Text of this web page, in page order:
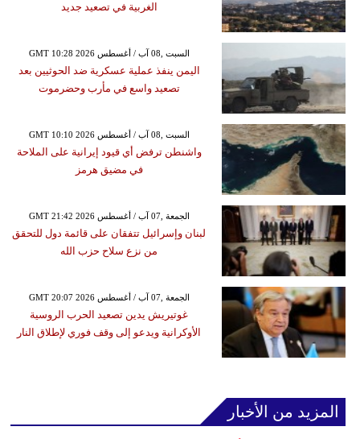
الغربية في تصعيد جديد
GMT 10:28 2026 السبت ,08 آب / أغسطس
اليمن ينفذ عملية عسكرية ضد الحوثيين بعد
تصعيد واسع في مأرب وحضرموت
GMT 10:10 2026 السبت ,08 آب / أغسطس
واشنطن ترفض أي قيود إيرانية على الملاحة
في مضيق هرمز
GMT 21:42 2026 الجمعة ,07 آب / أغسطس
لبنان وإسرائيل تتفقان على قائمة دول للتحقق
من نزع سلاح حزب الله
GMT 20:07 2026 الجمعة ,07 آب / أغسطس
غوتيريش يدين تصعيد الحرب الروسية
الأوكرانية ويدعو إلى وقف فوري لإطلاق النار
المزيد من الأخبار